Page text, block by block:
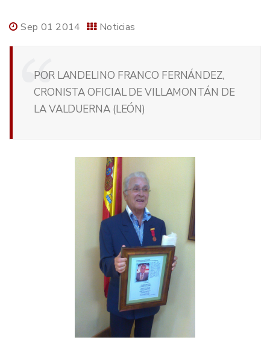
Sep 01 2014 Noticias
POR LANDELINO FRANCO FERNÁNDEZ,
CRONISTA OFICIAL DE VILLAMONTÁN DE
LA VALDUERNA (LEÓN)